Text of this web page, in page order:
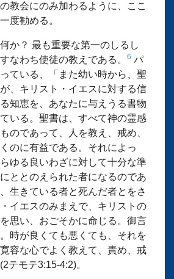
教会にのみ加わるように、ここ
度勧める。
か？ 最も重要な第一のしるし
なわち使徒の教えである。
6 パ
ている、「また幼い時から、聖
、キリスト・イエスに対する信
知恵を、あなたに与えうる書物
いる。聖書は、すべて神の霊感
のであって、人を教え、戒め、
のに有益である。それによっ
ゆる良いわざに対して十分な準
ととのえられた者になるのであ
生きている者と死んだ者とをさ
イエスのみまえで、キリストの
思い、おごそかに命じる。御言
時が良くても悪くても、それを
容な心でよく教えて、責め、戒
テモテ3:15-4:2)。